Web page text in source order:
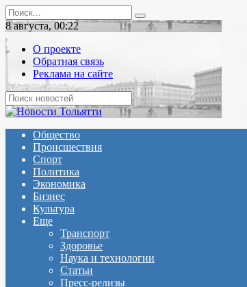
Перейти
к
содержанию
Search
for:
8 августа, 00:22
О проекте
Обратная связь
Реклама на сайте
Общество
Происшествия
Спорт
Политика
Экономика
Бизнес
Культура
Еще
Транспорт
Здоровье
Наука и технологии
Статьи
Пресс-релизы